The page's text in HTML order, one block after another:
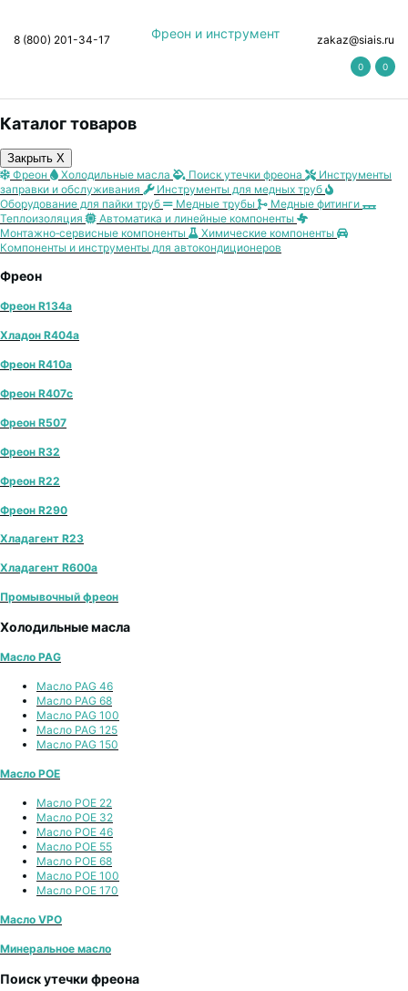
Фреон и инструмент
8 (800) 201-34-17 zakaz@siais.ru
0 0
Каталог товаров
Закрыть X
Фреон
Холодильные масла Поиск утечки фреона
Инструменты
заправки и обслуживания
Инструменты для медных труб
Оборудование для пайки труб
Медные трубы
Медные фитинги
Теплоизоляция
Автоматика и линейные компоненты
Монтажно‑сервисные компоненты
Химические компоненты
Компоненты и инструменты для автокондиционеров
Фреон
Фреон R134a
Хладон R404a
Фреон R410a
Фреон R407с
Фреон R507
Фреон R32
Фреон R22
Фреон R290
Хладагент R23
Хладагент R600a
Промывочный фреон
Холодильные масла
Масло PAG
Масло PAG 46
Масло PAG 68
Масло PAG 100
Масло PAG 125
Масло PAG 150
Масло POE
Масло POE 22
Масло POE 32
Масло POE 46
Масло POE 55
Масло POE 68
Масло POE 100
Масло POE 170
Масло VPO
Минеральное масло
Поиск утечки фреона